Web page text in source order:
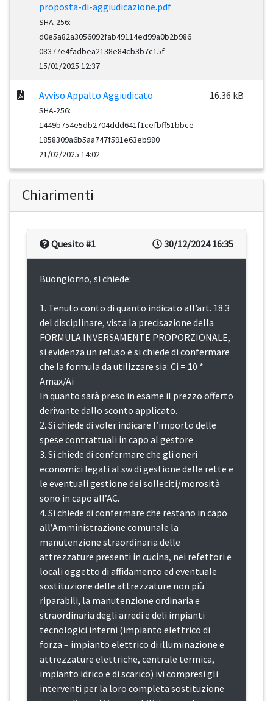
proposta-di-aggiudicazione.pdf
SHA-256:
d0e5a82a3056092fab49114ed99a0b2b986
08377e4fadbea2138e84cb3b7c15f
15/01/2025 12:37
Avviso Appalto Aggiudicato
SHA-256:
1449b754e5db2704ddd641f1cefbff51bbce
1858309a6b5aa747f591e63eb980
21/02/2025 14:02
16.36 kB
Chiarimenti
30/12/2024 16:35
Quesito #1
Buongiorno, si chiede:
1. Tenuto conto di quanto indicato all’art. 18.3
del disciplinare, vista la precisazione della
FORMULA INVERSAMENTE PROPORZIONALE,
si evidenza un refuso e si chiede di confermare
che la formula da utilizzare sia: Ci = 10 *
Amax/Ai
In quanto sarà preso in esame il prezzo offerto
derivante dallo sconto applicato.
2. Si chiede di voler indicare l’importo delle
spese contrattuali in capo al gestore
3. Si chiede di confermare che gli oneri
economici legati al sw di gestione delle rette e
le eventuali gestione dei solleciti/morosità
sono in capo all’AC.
4. Si chiede di confermare che restano in capo
all’Amministrazione comunale la
manutenzione straordinaria delle
attrezzature presenti in cucina, nei refettori e
locali oggetto di affidamento ed eventuale
sostituzione delle attrezzature non più
riparabili, la manutenzione ordinaria e
straordinaria degli arredi e deli impianti
tecnologici interni (impianto elettrico di
forza – impianto elettrico di illuminazione e
attrezzature elettriche, centrale termica,
impianto idrico e di scarico) ivi compresi gli
interventi per la loro completa sostituzione